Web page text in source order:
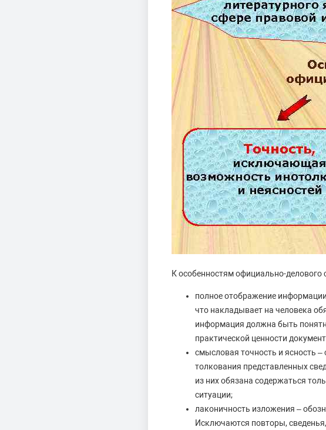
К особенностям официально-делового
полное отображение
что накладывает на человека
информация должна быть
практической ценности
смысловая точность и ясность –
толкования представленных
из них обязана содержаться
ситуации;
лаконичность изложения –
Исключаются повторы,